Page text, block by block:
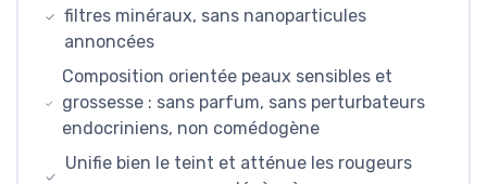
filtres minéraux, sans nanoparticules
annoncées
Composition orientée peaux sensibles et
grossesse : sans parfum, sans perturbateurs
endocriniens, non comédogène
Unifie bien le teint et atténue les rougeurs